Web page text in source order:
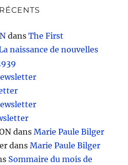
dansThe First
naissance de nouvelles
dansMarie Paule Bilger
dansMarie Paule Bilger
Sommaire du mois de